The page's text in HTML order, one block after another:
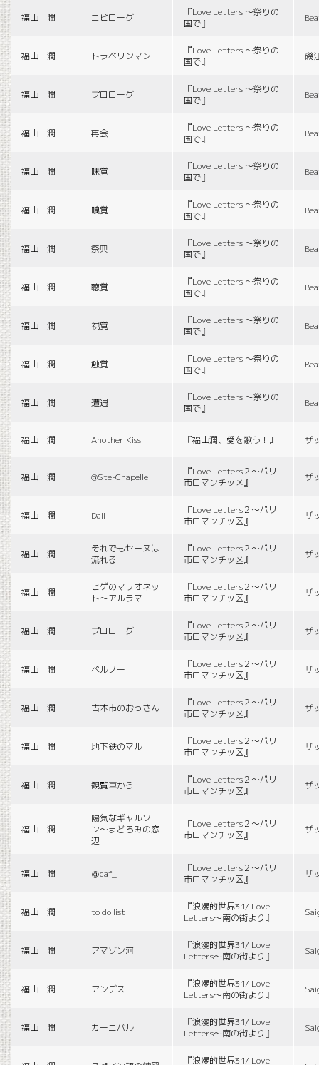
福山 潤 エピローグ
『Love Letters 〜祭りの
国で』
福山 潤 トラベリンマン
『Love Letters 〜祭りの
国で』
磯
福山 潤 プロローグ
『Love Letters 〜祭りの
国で』
福山 潤 再会
『Love Letters 〜祭りの
国で』
福山 潤 味覚
『Love Letters 〜祭りの
国で』
福山 潤 嗅覚
『Love Letters 〜祭りの
国で』
福山 潤 祭典
『Love Letters 〜祭りの
国で』
福山 潤 聴覚
『Love Letters 〜祭りの
国で』
福山 潤 視覚
『Love Letters 〜祭りの
国で』
福山 潤 触覚
『Love Letters 〜祭りの
国で』
福山 潤 遭遇
『Love Letters 〜祭りの
国で』
福山 潤 Another Kiss 『福山潤、愛を歌う！』 ザ
福山 潤 @Ste-Chapelle
『Love Letters２〜パリ
市ロマンチッ区』
ザ
福山 潤 Dali
『Love Letters２〜パリ
市ロマンチッ区』
ザ
福山 潤
それでもセーヌは
流れる
『Love Letters２〜パリ
市ロマンチッ区』
ザ
福山 潤
ヒゲのマリオネッ
ト〜アルラマ
『Love Letters２〜パリ
市ロマンチッ区』
ザ
福山 潤 プロローグ
『Love Letters２〜パリ
市ロマンチッ区』
ザ
福山 潤 ペルノー
『Love Letters２〜パリ
市ロマンチッ区』
ザ
福山 潤 古本市のおっさん
『Love Letters２〜パリ
市ロマンチッ区』
ザ
福山 潤 地下鉄のマル
『Love Letters２〜パリ
市ロマンチッ区』
ザ
福山 潤 観覧車から
『Love Letters２〜パリ
市ロマンチッ区』
ザ
福山 潤
陽気なギャルソ
ン〜まどろみの窓
辺
『Love Letters２〜パリ
市ロマンチッ区』
ザ
福山 潤 ＠caf_
『Love Letters２〜パリ
市ロマンチッ区』
ザ
福山 潤 to do list
『浪漫的世界31/ Love
Letters〜南の街より』
福山 潤 アマゾン河
『浪漫的世界31/ Love
Letters〜南の街より』
福山 潤 アンデス
『浪漫的世界31/ Love
Letters〜南の街より』
福山 潤 カーニバル
『浪漫的世界31/ Love
Letters〜南の街より』
『浪漫的世界31/ Love